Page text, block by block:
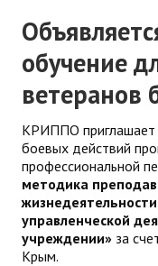
обучение
ветеранов
КРИППО приглашает
боевых действий
профессиональной
методика
управленческой
учреждении» за
Крым.